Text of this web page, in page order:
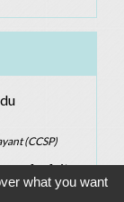
(CCSP)
un forfait
what you want